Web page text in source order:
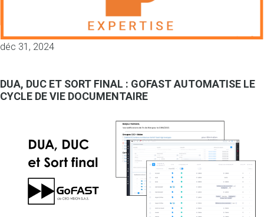
déc 31, 2024
DUA, DUC ET SORT FINAL : GOFAST AUTOMATISE LE
CYCLE DE VIE DOCUMENTAIRE